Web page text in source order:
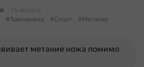
15 августа
#Тренировка #Спорт
#Метание
метание ножа помимо